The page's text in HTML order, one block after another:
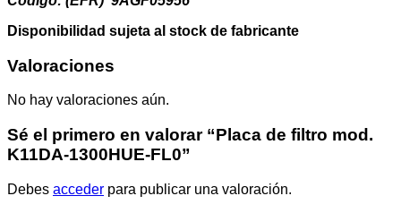
Disponibilidad sujeta al stock de fabricante
Valoraciones
No hay valoraciones aún.
Sé el primero en valorar “Placa de filtro mod.
K11DA-1300HUE-FL0”
Debes acceder para publicar una valoración.